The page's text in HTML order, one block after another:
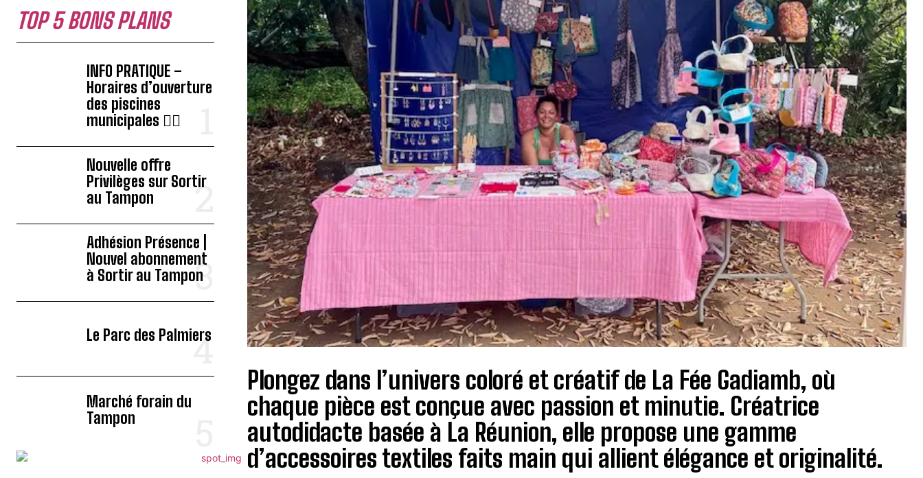
TOP 5 BONS PLANS
INFO PRATIQUE –
Horaires d’ouverture
des piscines
municipales 🏊‍♂️
Nouvelle offre
Privilèges sur Sortir
au Tampon
Adhésion Présence |
Nouvel abonnement
à Sortir au Tampon
Le Parc des Palmiers
Marché forain du
Tampon
Plongez dans l’univers coloré et créatif de La Fée Gadiamb, où
chaque pièce est conçue avec passion et minutie. Créatrice
autodidacte basée à La Réunion, elle propose une gamme
d’accessoires textiles faits main qui allient élégance et originalité.​